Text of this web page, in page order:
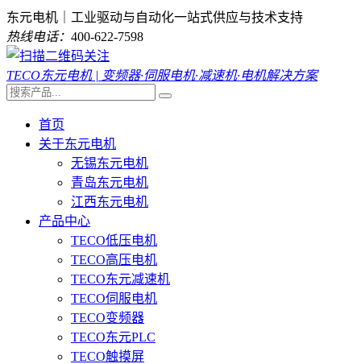
东元电机｜工业驱动与自动化一站式供应与技术支持
热线电话： 400-622-7598
TECO东元电机 | 变频器·伺服电机·减速机·电机解决方案
首页
关于东元电机
无锡东元电机
青岛东元电机
江西东元电机
产品中心
TECO低压电机
TECO高压电机
TECO东元减速机
TECO伺服电机
TECO变频器
TECO东元PLC
TECO触摸屏